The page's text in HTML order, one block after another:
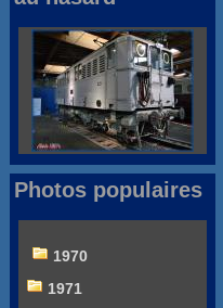
Photos populaires
1970
1971